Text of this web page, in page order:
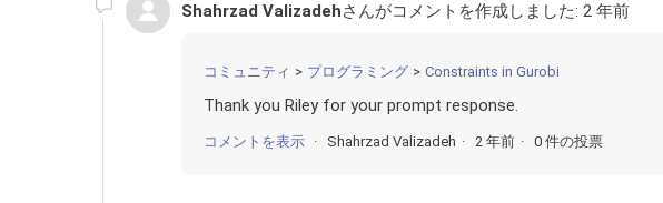
Shahrzad Valizadehさんがコメントを作成しました: 2 年前
コミュニティ プログラミング Constraints in Gurobi
Thank you Riley for your prompt response.
コメントを表示 Shahrzad Valizadeh 2 年前 0 件の投票